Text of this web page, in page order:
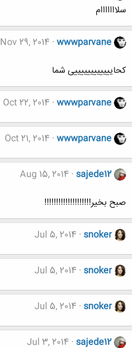
سلااااااام
wwwparvane
Nov 29, 2014
کحاییییییییییییی شما
wwwparvane
Oct 22, 2014
wwwparvane
Oct 21, 2014
sajede12
Aug 15, 2014
صبح بخیر!!!!!!!!!!!!!!!!!!!!
snoker
Jul 5, 2014
snoker
Jul 5, 2014
snoker
Jul 5, 2014
sajede12
Jul 3, 2014